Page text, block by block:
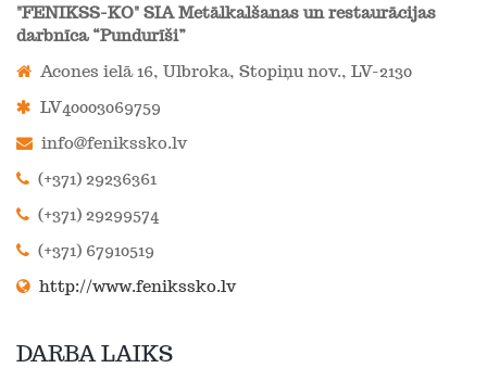
"FENIKSS-KO" SIA Metālkalšanas un restaurācijas
darbnīca “Pundurīši”
Acones ielā 16, Ulbroka, Stopiņu nov., LV-2130
LV40003069759
info@fenikssko.lv
(+371) 29236361
(+371) 29299574
(+371) 67910519
http://www.fenikssko.lv
DARBA LAIKS